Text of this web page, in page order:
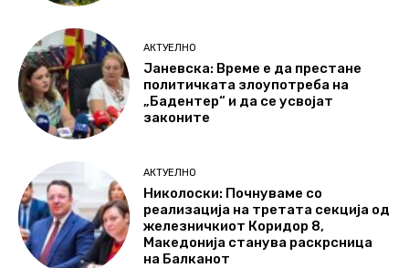
АКТУЕЛНО
Јаневска: Време е да престане
политичката злоупотреба на
„Бадентер“ и да се усвојат
законите
АКТУЕЛНО
Николоски: Почнуваме со
реализација на третата секција од
железничкиот Коридор 8,
Македонија станува раскрсница
на Балканот